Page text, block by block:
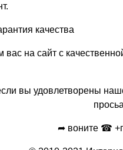
качества
на сайт с
вы удовлетворены
➦ воните ☎